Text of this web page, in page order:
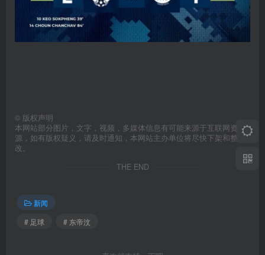
© 版权声明
本网站部分图片，文字，视频，多媒体信息有可能来源于互联网资
源，如有版权疑义，请及时通知，本网站主办单位将尽快下架和整
改。
THE END
新闻
# 足球
# 东帝汶